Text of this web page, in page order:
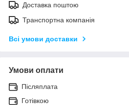
Доставка поштою
Транспортна компанія
Всі умови доставки
Умови оплати
Післяплата
Готівкою